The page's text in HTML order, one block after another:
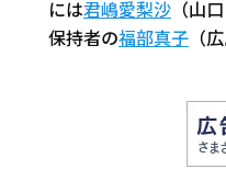
には君嶋愛梨沙 （山
保持者の福部真子 （